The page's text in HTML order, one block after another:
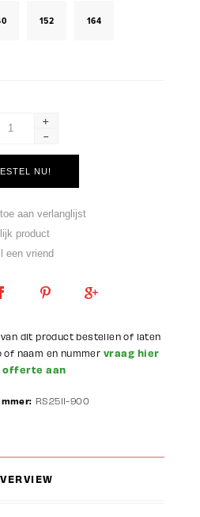
152 164
+
-
dit product bestellen of laten
of naam en nummer vraag hier
offerte aan
RS2511-900